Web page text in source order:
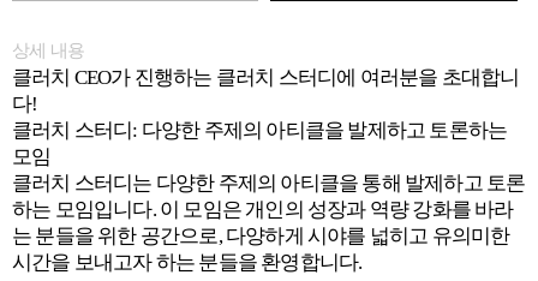
상세 내용
클러치 CEO가 진행하는 클러치 스터디에 여러분을 초대합니
다!
클러치 스터디: 다양한 주제의 아티클을 발제하고 토론하는
모임
클러치 스터디는 다양한 주제의 아티클을 통해 발제하고 토론
하는 모임입니다. 이 모임은 개인의 성장과 역량 강화를 바라
는 분들을 위한 공간으로, 다양하게 시야를 넓히고 유의미한
시간을 보내고자 하는 분들을 환영합니다.